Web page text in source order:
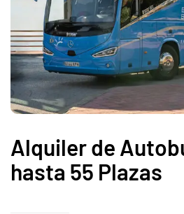
Alquiler de
hasta 55 Plazas